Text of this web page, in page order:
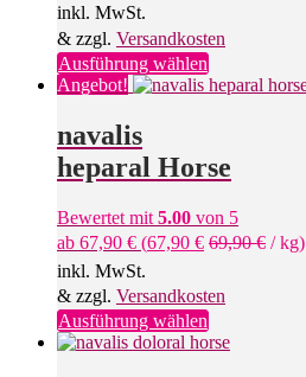
inkl. MwSt.
& zzgl. Versandkosten
Ausführung wählenDieses
Produkt
auf.
Optionen
können
auf
Produktseite
gewählt
werden
Angebot!
navalis
heparal Horse
Bewertet mit 5.00 von 5
ab 67,90 € (67,90 € 69,90€ /kg)
inkl. MwSt.
& zzgl. Versandkosten
Ausführung wählen
Produkt